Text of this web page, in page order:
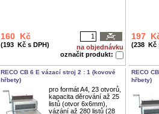
na objednávku
označit produkt:
160 Kč
(193 Kč s DPH)
197
(238 Kč
RECO CB 6 E vázací stroj 2 : 1 (kovové
hřbety)
pro formát A4, 23 otvorů,
kapacita děrování až 25
listů (otvor 6x6mm),
vázání až 280 listů (28
RECO
hřbety)